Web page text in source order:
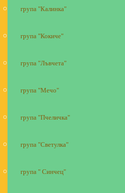
група "Калинка"
група "Кокиче"
група "Лъвчета"
група "Мечо"
група "Пчеличка"
група "Светулка"
група " Синчец"